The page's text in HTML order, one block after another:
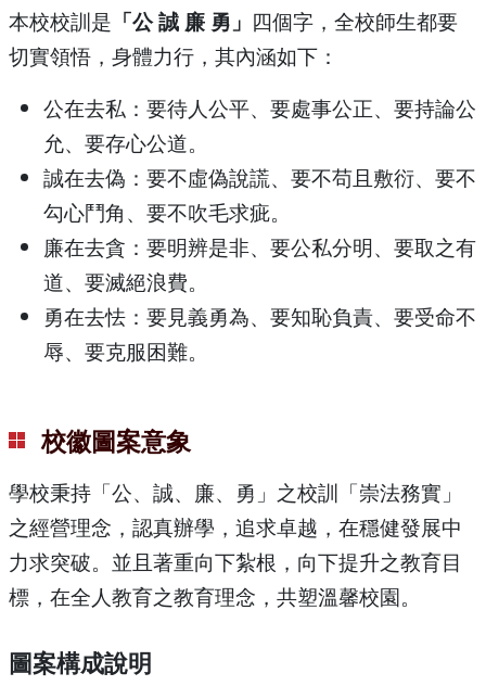
本校校訓是 「公 誠 廉 勇」 四個字，全校師生都要
切實領悟，身體力行，其內涵如下：
公在去私：要待人公平、要處事公正、要持論公
允、要存心公道。
誠在去偽：要不虛偽說謊、要不苟且敷衍、要不
勾心鬥角、要不吹毛求疵。
廉在去貪：要明辨是非、要公私分明、要取之有
道、要滅絕浪費。
勇在去怯：要見義勇為、要知恥負責、要受命不
辱、要克服困難。
校徽圖案意象
學校秉持「公、誠、廉、勇」之校訓「崇法務實」
之經營理念，認真辦學，追求卓越，在穩健發展中
力求突破。並且著重向下紮根，向下提升之教育目
標，在全人教育之教育理念，共塑溫馨校園。
圖案構成說明